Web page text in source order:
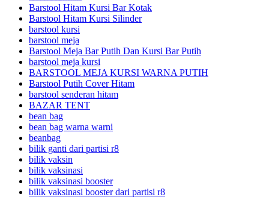
Barstool Hitam Kursi Bar Kotak
Barstool Hitam Kursi Silinder
barstool kursi
barstool meja
Barstool Meja Bar Putih Dan Kursi Bar Putih
barstool meja kursi
BARSTOOL MEJA KURSI WARNA PUTIH
Barstool Putih Cover Hitam
barstool senderan hitam
BAZAR TENT
bean bag
bean bag warna warni
beanbag
bilik ganti dari partisi r8
bilik vaksin
bilik vaksinasi
bilik vaksinasi booster
bilik vaksinasi booster dari partisi r8